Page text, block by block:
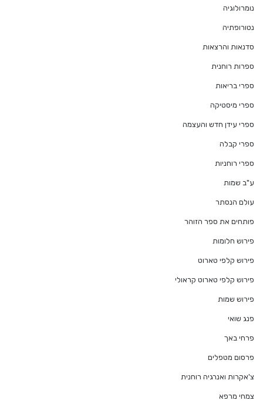
נומרולוגיה
נטורופתיה
סדנאות והרצאות
ספרות רוחנית
ספרי בריאות
ספרי מיסטיקה
ספרי עידן חדש והעצמה
ספרי קבלה
ספרי רוחניות
ע"ב שמות
עולם הנסתר
פותחים את ספר הזוהר
פירוש חלומות
פירוש קלפי טארוט
פירוש קלפי טארוט קראולי
פירוש שמות
פנג שואי
פרחי באך
פרסום מטפלים
צ'אקרות ואנרגיה רוחנית
צמחי מרפא